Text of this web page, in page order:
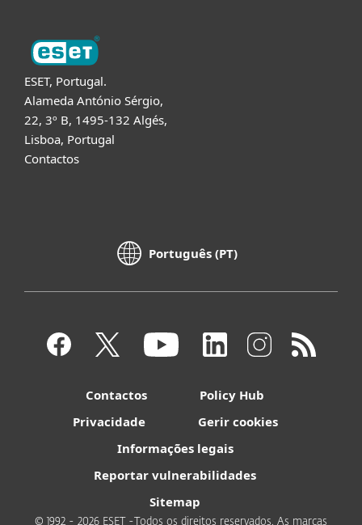
ESET, Portugal.
Alameda António Sérgio,
22, 3º B, 1495-132 Algés,
Lisboa, Portugal
Contactos
Português (PT)
Contactos
Policy Hub
Privacidade
Gerir cookies
Informações legais
Reportar vulnerabilidades
Sitemap
© 1992 - 2026 ESET -Todos os direitos reservados. As marcas